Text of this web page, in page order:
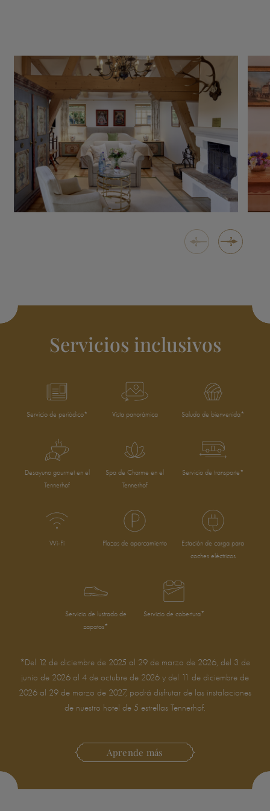
Servicios inclusivos
Servicio de periódico* Vista panorámica Saludo de bienvenida*
Desayuno gourmet en el
Tennerhof
Spa de Charme en el
Tennerhof
Servicio de transporte*
Wi-Fi Plazas de aparcamiento
Estación de carga para
coches eléctricos
Servicio de lustrado de
zapatos*
Servicio de cobertura*
*Del 12 de diciembre de 2025 al 29 de marzo de 2026, del 3 de
junio de 2026 al 4 de octubre de 2026 y del 11 de diciembre de
2026 al 29 de marzo de 2027, podrá disfrutar de las instalaciones
de nuestro hotel de 5 estrellas Tennerhof.
Aprende más